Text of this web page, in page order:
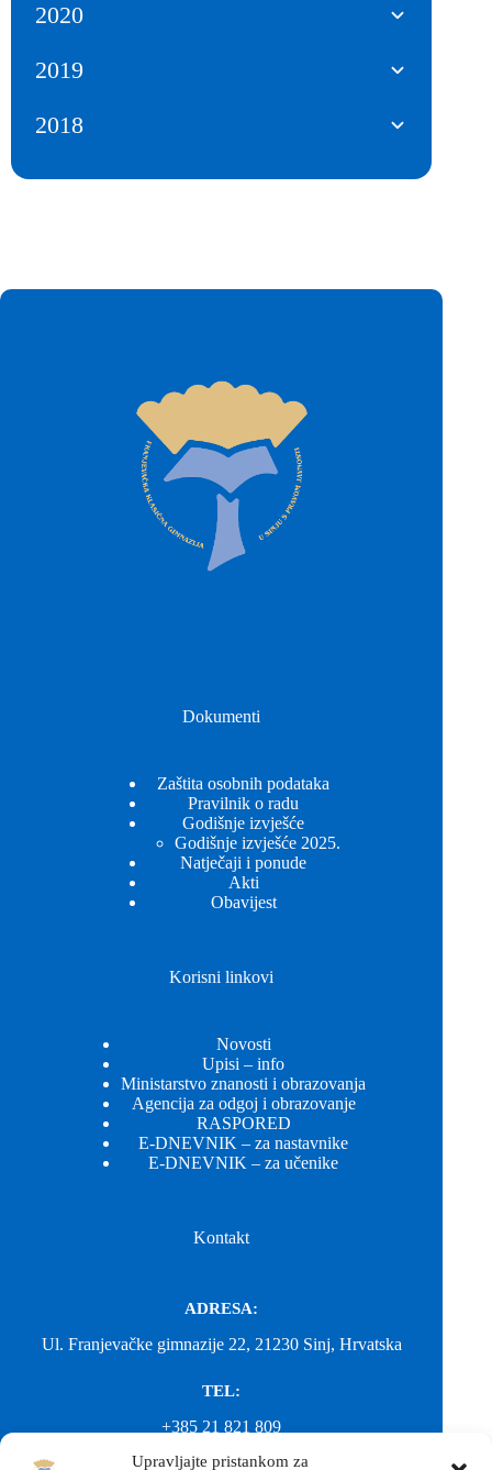
Upravljajte pristankom za
2020
2019
2018
Dokumenti
Zaštita osobnih podataka
Pravilnik o radu
Godišnje izvješće
Godišnje izvješće 2025.
Natječaji i ponude
Akti
Obavijest
Korisni linkovi
Novosti
Upisi – info
Ministarstvo znanosti i obrazovanja
Agencija za odgoj i obrazovanje
RASPORED
E-DNEVNIK – za nastavnike
E-DNEVNIK – za učenike
Kontakt
ADRESA:
Ul. Franjevačke gimnazije 22, 21230 Sinj, Hrvatska
TEL:
+385 21 821 809